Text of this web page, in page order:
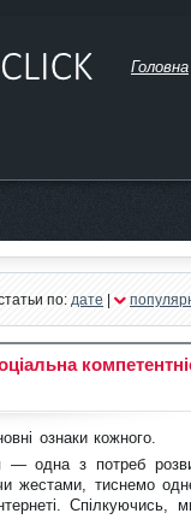
Головна
по: дате |
ознаки кожного.
— одна з потреб
жестами, тиснемо